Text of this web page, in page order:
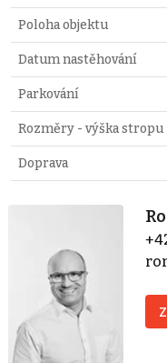
Poloha objektu
Datum nastěhování
Parkování
Rozměry - výška stropu
Doprava